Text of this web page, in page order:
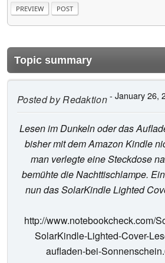
Topic summary
Posted byRedaktion- January 26,
Lesen im Dunkeln oder das
bisher mit dem Amazon Kindle
man verlegte eine Steckdose
bemühte die Nachttischlampe.
nun das SolarKindle Lighted
http://www.notebookcheck.com/
SolarKindle-Lighted-Cover-
aufladen-bei-